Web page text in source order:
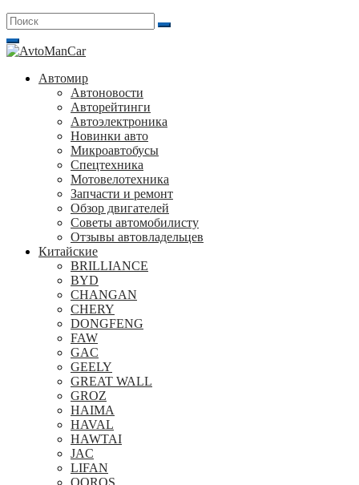
Поиск
для:
Автомир
Автоновости
Авторейтинги
Автоэлектроника
Новинки авто
Микроавтобусы
Спецтехника
Мотовелотехника
Запчасти и ремонт
Обзор двигателей
Советы автомобилисту
Отзывы автовладельцев
Китайские
BRILLIANCE
BYD
CHANGAN
CHERY
DONGFENG
FAW
GAC
GEELY
GREAT WALL
GROZ
HAIMA
HAVAL
HAWTAI
JAC
LIFAN
QOROS